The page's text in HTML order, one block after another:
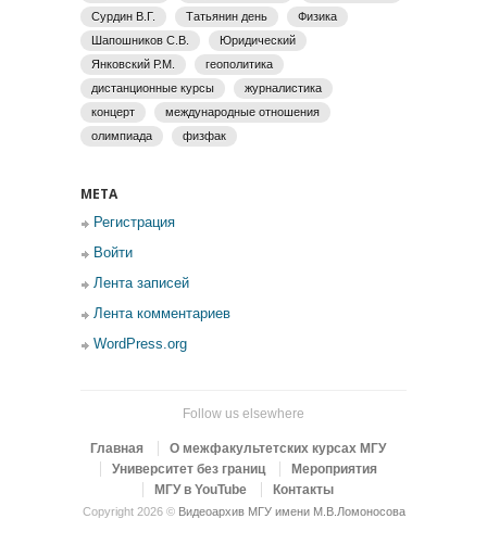
Сурдин В.Г.
Татьянин день
Физика
Шапошников С.В.
Юридический
Янковский Р.М.
геополитика
дистанционные курсы
журналистика
концерт
международные отношения
олимпиада
физфак
МЕТА
Регистрация
Войти
Лента записей
Лента комментариев
WordPress.org
Follow us elsewhere
Главная
О межфакультетских курсах МГУ
Университет без границ
Мероприятия
МГУ в YouTube
Контакты
Copyright 2026 © Видеоархив МГУ имени М.В.Ломоносова